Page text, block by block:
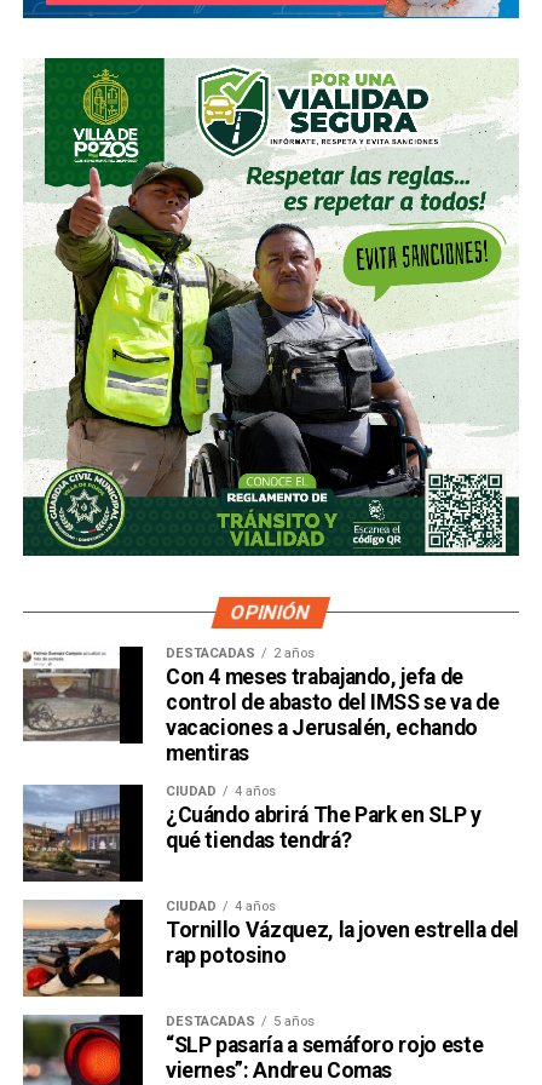
OPINIÓN
DESTACADAS 2 años
Con 4 meses trabajando, jefa de
control de abasto del IMSS se va de
vacaciones a Jerusalén, echando
mentiras
CIUDAD 4 años
¿Cuándo abrirá The Park en SLP y
qué tiendas tendrá?
CIUDAD 4 años
Tornillo Vázquez, la joven estrella del
rap potosino
DESTACADAS 5 años
“SLP pasaría a semáforo rojo este
viernes”: Andreu Comas